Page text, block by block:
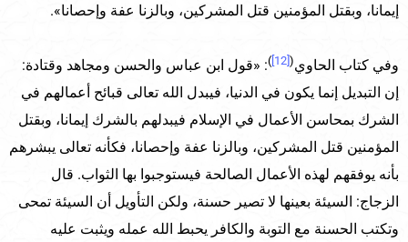
إيمانا، وبقتل المؤمنين قتل المشركين، وبالزنا عفة وإحصانا».
وفي كتاب الحاوي(
): «قول ابن عباس والحسن ومجاهد وقتادة:
إن التبديل إنما يكون في الدنيا، فيبدل الله تعالى قبائح أعمالهم في
الشرك بمحاسن الأعمال في الإسلام فيبدلهم بالشرك إيمانا، وبقتل
المؤمنين قتل المشركين، وبالزنا عفة وإحصانا، فكأنه تعالى يبشرهم
بأنه يوفقهم لهذه الأعمال الصالحة فيستوجبوا بها الثواب. قال
الزجاج: السيئة بعينها لا تصير حسنة، ولكن التأويل أن السيئة تمحى
وتكتب الحسنة مع التوبة والكافر يحبط الله عمله ويثبت عليه